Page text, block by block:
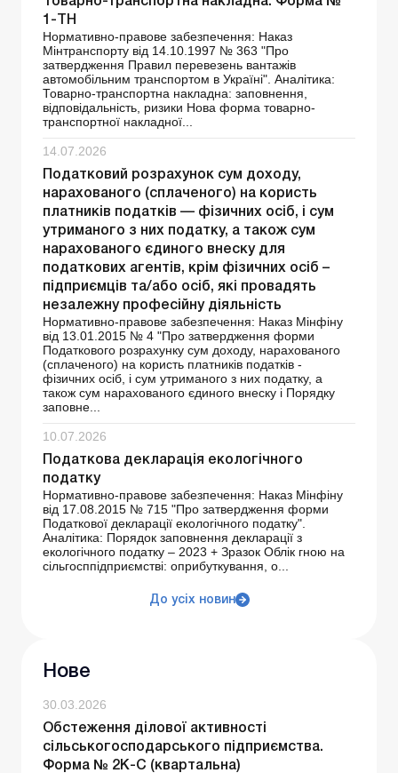
1-ТН
Нормативно-правове забезпечення: Наказ
Мінтранспорту від 14.10.1997 № 363 "Про
затвердження Правил перевезень вантажів
автомобільним транспортом в Україні". Аналітика:
Товарно-транспортна накладна: заповнення,
відповідальність, ризики Нова форма товарно-
транспортної накладної...
14.07.2026
Податковий розрахунок сум доходу,
нарахованого (сплаченого) на користь
платників податків — фізичних осіб, і сум
утриманого з них податку, а також сум
нарахованого єдиного внеску для
податкових агентів, крім фізичних осіб –
підприємців та/або осіб, які провадять
незалежну професійну діяльність
Нормативно-правове забезпечення: Наказ Мінфіну
від 13.01.2015 № 4 "Про затвердження форми
Податкового розрахунку сум доходу, нарахованого
(сплаченого) на користь платників податків -
фізичних осіб, і сум утриманого з них податку, а
також сум нарахованого єдиного внеску і Порядку
заповне...
10.07.2026
Податкова декларація екологічного
податку
Нормативно-правове забезпечення: Наказ Мінфіну
від 17.08.2015 № 715 "Про затвердження форми
Податкової декларації екологічного податку".
Аналітика: Порядок заповнення декларації з
екологічного податку – 2023 + Зразок Облік гною на
сільгосппідприємстві: оприбуткування, о...
До усіх новин
Нове
30.03.2026
Обстеження ділової активності
сільськогосподарського підприємства.
Форма № 2К-С (квартальна)